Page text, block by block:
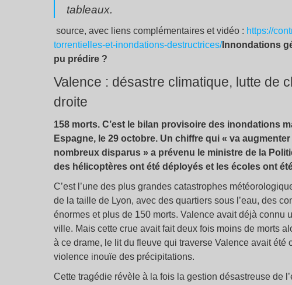
tableaux.
source, avec liens complémentaires et vidéo : https://
torrentielles-et-inondations-destructrices/Innondations
pu prédire ?
Valence : désastre climatique, lutte de
droite
158 morts. C’est le bilan provisoire des inondations
Espagne, le 29 octobre. Un chiffre qui « va
nombreux disparus » a prévenu le ministre de la
des hélicoptères ont été déployés et les écoles ont
C’est l’une des plus grandes catastrophes
de la taille de Lyon, avec des quartiers sous l’eau, des
énormes et plus de 150 morts. Valence avait déjà connu
ville. Mais cette crue avait fait deux fois moins de morts
à ce drame, le lit du fleuve qui traverse Valence avait été
violence inouïe des précipitations.
Cette tragédie révèle à la fois la gestion désastreuse de